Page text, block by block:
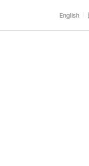
English